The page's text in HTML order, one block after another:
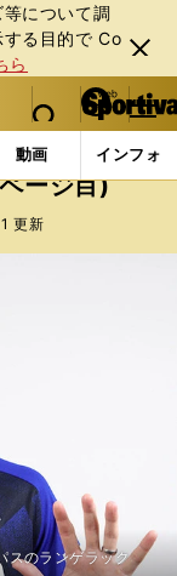
について調
る⽬的で Co
ら
閉じ
る
web Sportiva (webスポルティーバ)
検索
マイペ
ー
ジ
メニュ
動画 インフォ
コラムフォト
ージ目)
更新
スのランゲラック